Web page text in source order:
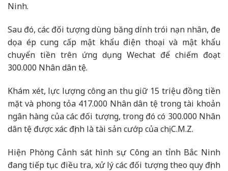
Ninh.
Sau đó, các đối tượng dùng băng dính trói nạn nhân, đe
dọa ép cung cấp mật khẩu điện thoại và mật khẩu
chuyển tiền trên ứng dụng Wechat để chiếm đoạt
300.000 Nhân dân tệ.
Khám xét, lực lượng công an thu giữ 15 triệu đồng tiền
mặt và phong tỏa 417.000 Nhân dân tệ trong tài khoản
ngân hàng của các đối tượng, trong đó có 300.000 Nhân
dân tệ được xác định là tài sản cướp của chị C.M.Z.
Hiện Phòng Cảnh sát hình sự Công an tỉnh Bắc Ninh
đang tiếp tục điều tra, xử lý các đối tượng theo quy định